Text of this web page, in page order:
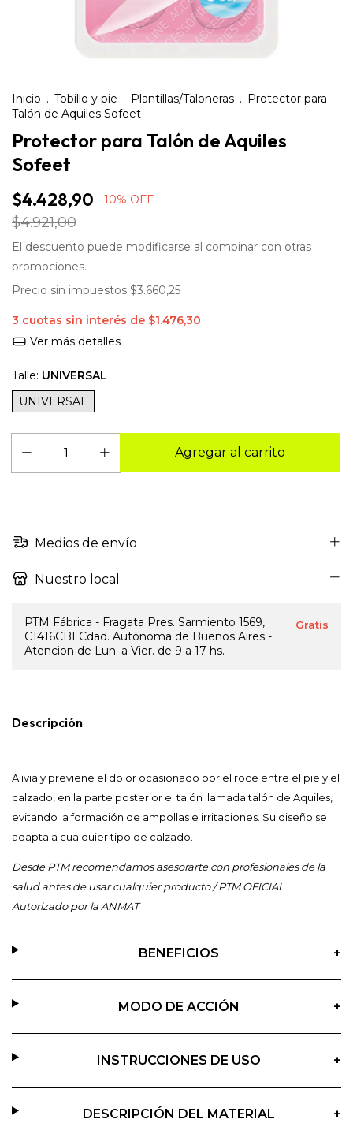
Inicio . Tobillo y pie . Plantillas/Taloneras . Protector para
Talón de Aquiles Sofeet
Protector para Talón de Aquiles
Sofeet
$4.428,90 -10% OFF
$4.921,00
El descuento puede modificarse al combinar con otras
promociones.
Precio sin impuestos $3.660,25
3 cuotas sin interés de $1.476,30
Ver más detalles
Talle: UNIVERSAL
UNIVERSAL
Medios de envío
Nuestro local
PTM Fábrica - Fragata Pres. Sarmiento 1569,
C1416CBI Cdad. Autónoma de Buenos Aires -
Atencion de Lun. a Vier. de 9 a 17 hs.
Gratis
Descripción
Alivia y previene el dolor ocasionado por el roce entre el pie y el
calzado, en la parte posterior el talón llamada talón de Aquiles,
evitando la formación de ampollas e irritaciones. Su diseño se
adapta a cualquier tipo de calzado.
Desde PTM recomendamos asesorarte con profesionales de la
salud antes de usar cualquier producto / PTM OFICIAL
Autorizado por la ANMAT
BENEFICIOS +
MODO DE ACCIÓN +
INSTRUCCIONES DE USO +
DESCRIPCIÓN DEL MATERIAL +